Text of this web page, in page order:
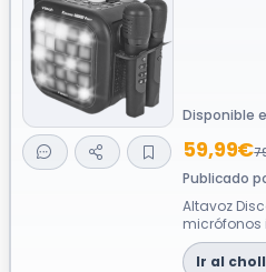
Disponible
59,99€
Publicado
Altavoz
micrófonos
karaoke
Ir al